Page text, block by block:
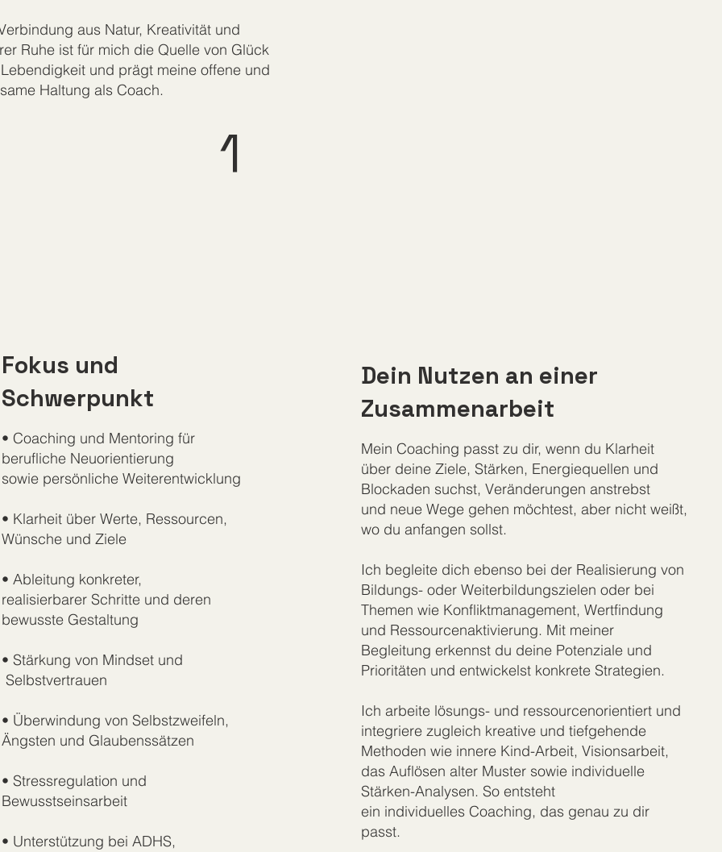
aus Natur, Kreativität und
Ruhe ist für mich die Quelle von Glück
und prägt meine offene und
Haltung als Coach.
1
Fokus und
Schwerpunkt
• Coaching und Mentoring für
berufliche Neuorientierung
sowie persönliche Weiterentwicklung
• Klarheit über Werte, Ressourcen,
Wünsche und Ziele
• Ableitung konkreter,
realisierbarer Schritte und deren
bewusste Gestaltung
• Stärkung von Mindset und
Selbstvertrauen
• Überwindung von Selbstzweifeln,
Ängsten und Glaubenssätzen
• Stressregulation und
Bewusstseinsarbeit
• Unterstützung bei ADHS,
Dein Nutzen an einer
Zusammenarbeit
Mein Coaching passt zu dir, wenn du Klarheit
über deine Ziele, Stärken, Energiequellen und
Blockaden suchst, Veränderungen anstrebst
und neue Wege gehen möchtest, aber nicht weißt,
wo du anfangen sollst.
Ich begleite dich ebenso bei der Realisierung von
Bildungs- oder Weiterbildungszielen oder bei
Themen wie Konfliktmanagement, Wertfindung
und Ressourcenaktivierung. Mit meiner
Begleitung erkennst du deine Potenziale und
Prioritäten und entwickelst konkrete Strategien.
Ich arbeite lösungs- und ressourcenorientiert und
integriere zugleich kreative und tiefgehende
Methoden wie innere Kind-Arbeit, Visionsarbeit,
das Auflösen alter Muster sowie individuelle
Stärken-Analysen. So entsteht
ein individuelles Coaching, das genau zu dir
passt.